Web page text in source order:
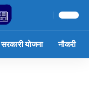
सरकारी योजना नौकरी